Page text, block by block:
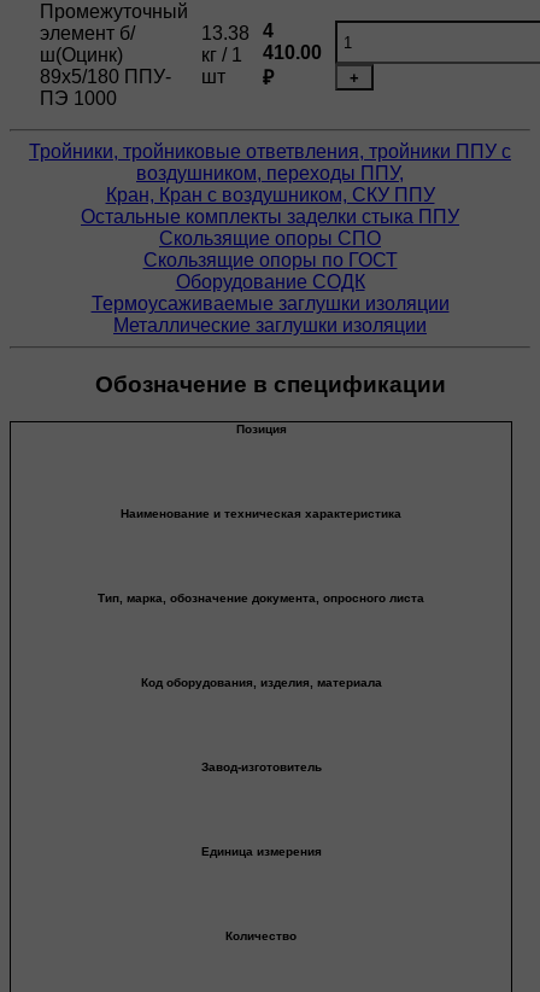
Промежуточный
элемент б/
ш(Оцинк)
89х5/180 ППУ-
ПЭ 1000
13.38
кг / 1
шт
4
410.00
₽
+
Тройники, тройниковые ответвления, тройники ППУ с
воздушником, переходы ППУ,
Кран, Кран с воздушником, СКУ ППУ
Остальные комплекты заделки стыка ППУ
Скользящие опоры СПО
Скользящие опоры по ГОСТ
Оборудование СОДК
Термоусаживаемые заглушки изоляции
Металлические заглушки изоляции
Обозначение в спецификации
Позиция
Наименование и техническая характеристика
Тип, марка, обозначение документа, опросного листа
Код оборудования, изделия, материала
Завод-изготовитель
Единица измерения
Количество